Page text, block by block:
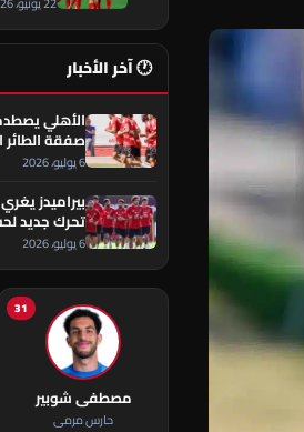
🕐 آخر الأخبار
الأهلي
صفقة
تقترب من
6 يوليو، 2026
بيراميدز
تحرك جديد
العراقي
6 يوليو، 2026
31
مصطفى شوبير
حارس مرمى